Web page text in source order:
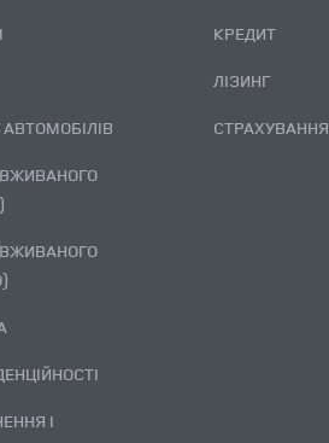
КРЕДИТ
ЛІЗИНГ
СТРАХУВАННЯ